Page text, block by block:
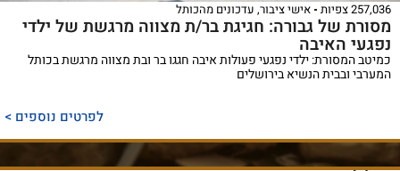
257,036 צפיות אישי ציבור, עדכונים מהכותל
מסורת של גבורה: חגיגת בר/ת מצווה מרגשת של ילדי
נפגעי האיבה
כמיטב המסורת: ילדי נפגעי פעולות איבה חגגו בר ובת מצווה מרגשת בכותל
המערבי ובבית הנשיא בירושלים
לפרטים נוספים >